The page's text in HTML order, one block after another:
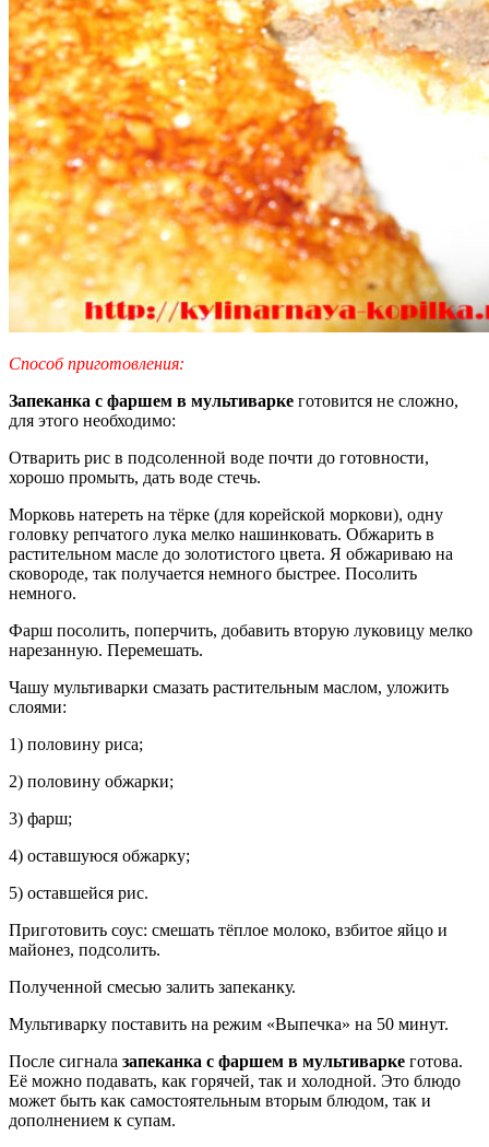
Способ приготовления:
Запеканка с фаршем в мультиварке готовится не сложно,
для этого необходимо:
Отварить рис в подсоленной воде почти до готовности,
хорошо промыть, дать воде стечь.
Морковь натереть на тёрке (для корейской моркови), одну
головку репчатого лука мелко нашинковать. Обжарить в
растительном масле до золотистого цвета. Я обжариваю на
сковороде, так получается немного быстрее. Посолить
немного.
Фарш посолить, поперчить, добавить вторую луковицу мелко
нарезанную. Перемешать.
Чашу мультиварки смазать растительным маслом, уложить
слоями:
1) половину риса;
2) половину обжарки;
3) фарш;
4) оставшуюся обжарку;
5) оставшейся рис.
Приготовить соус: смешать тёплое молоко, взбитое яйцо и
майонез, подсолить.
Полученной смесью залить запеканку.
Мультиварку поставить на режим «Выпечка» на 50 минут.
После сигнала запеканка с фаршем в мультиварке готова.
Её можно подавать, как горячей, так и холодной. Это блюдо
может быть как самостоятельным вторым блюдом, так и
дополнением к супам.